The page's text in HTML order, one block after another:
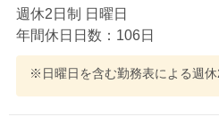
週休2日制 日曜日
年間休日日数：106日
※日曜日を含む勤務表による週休